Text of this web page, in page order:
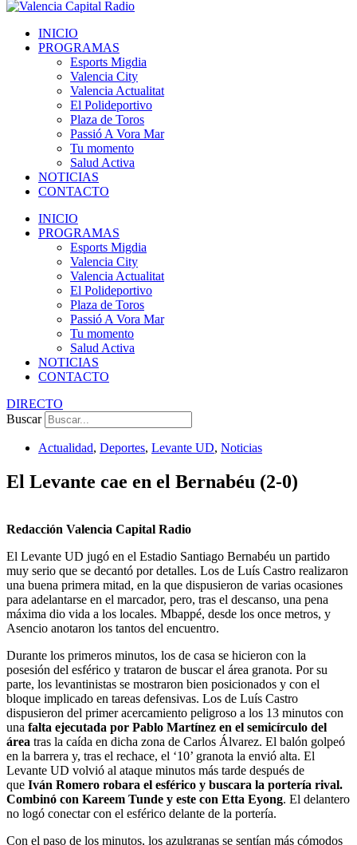
INICIO
PROGRAMAS
Esports Migdia
Valencia City
Valencia Actualitat
El Polideportivo
Plaza de Toros
Passió A Vora Mar
Tu momento
Salud Activa
NOTICIAS
CONTACTO
INICIO
PROGRAMAS
Esports Migdia
Valencia City
Valencia Actualitat
El Polideportivo
Plaza de Toros
Passió A Vora Mar
Tu momento
Salud Activa
NOTICIAS
CONTACTO
DIRECTO
Buscar
Actualidad, Deportes, Levante UD, Noticias
El Levante cae en el Bernabéu (2-0)
Redacción Valencia Capital Radio
El Levante UD jugó en el Estadio Santiago Bernabéu un partido
muy serio que se decantó por detalles. Los de Luís Castro realizaron
una buena primera mitad, en la que dispusieron de varias ocasiones
para adelantarse en el marcador, pero, tras el descanso, una pena
máxima dio vida a los locales. Mbappé, desde los once metros, y
Asencio anotaron los tantos del encuentro.
Durante los primeros minutos, los de casa se hicieron con la
posesión del esférico y trataron de buscar el área granota. Por su
parte, los levantinistas se mostraron bien posicionados y con el
bloque implicado en tareas defensivas. Los de Luís Castro
dispusieron del primer acercamiento peligroso a los 13 minutos con
una falta ejecutada por Pablo Martínez en el semicírculo del
área tras la caída en dicha zona de Carlos Álvarez. El balón golpeó
en la barrera y, tras el rechace, el ‘10’ granota la envió alta. El
Levante UD volvió al ataque minutos más tarde después de
que Iván Romero robara el esférico y buscara la portería rival.
Combinó con Kareem Tunde y este con Etta Eyong. El delantero
no logó conectar con el esférico delante de la portería.
Con el paso de los minutos, los azulgranas se sentían más cómodos